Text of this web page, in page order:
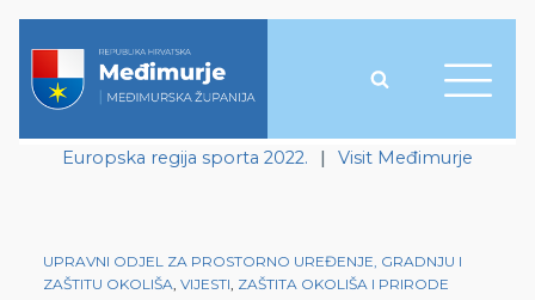
Europska regija sporta 2022. | Visit Međimurje
UPRAVNI ODJEL ZA PROSTORNO UREĐENJE, GRADNJU I
ZAŠTITU OKOLIŠA, VIJESTI, ZAŠTITA OKOLIŠA I PRIRODE